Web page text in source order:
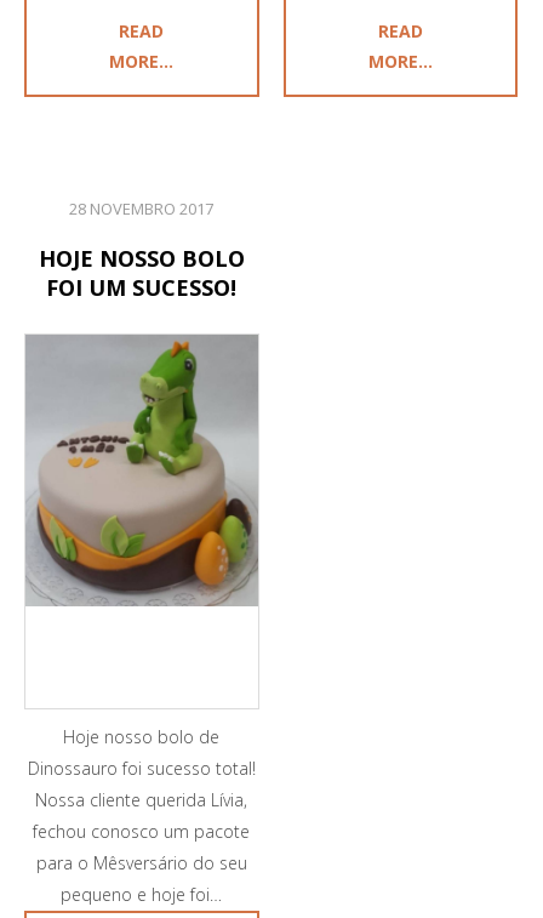
READ
MORE...
READ
MORE...
28 NOVEMBRO 2017
HOJE NOSSO BOLO
FOI UM SUCESSO!
Hoje nosso bolo de
Dinossauro foi sucesso total!
Nossa cliente querida Lívia,
fechou conosco um pacote
para o Mêsversário do seu
pequeno e hoje foi…